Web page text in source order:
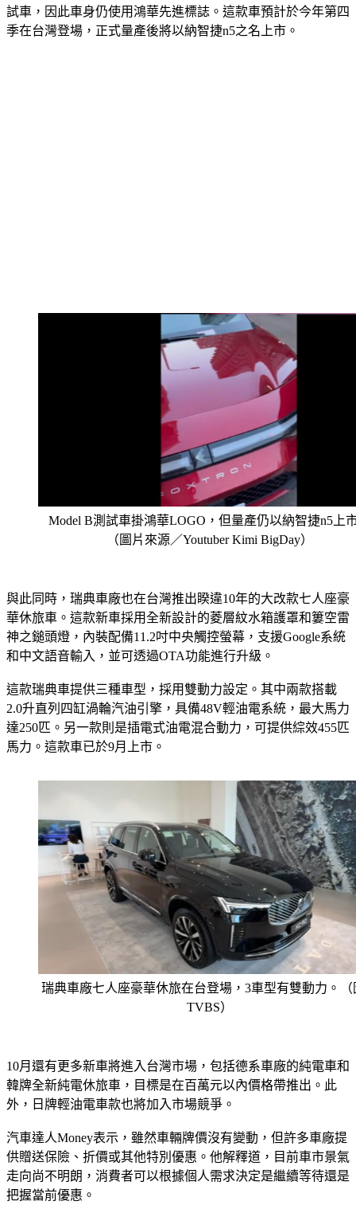
據了解，目前在路上看到的鴻海Model B並非量產車，而是測
試車，因此車身仍使用鴻華先進標誌。這款車預計於今年第四
Model B測試車掛鴻華LOGO，但量產仍以納智捷n5上
與此同時，瑞典車廠也在台灣推出睽違10年的大改款七人座豪
華休旅車。這款新車採用全新設計的菱層紋水箱護罩和簍空雷
神之鎚頭燈，內裝配備11.2吋中央觸控螢幕，支援Google系統
這款瑞典車提供三種車型，採用雙動力設定。其中兩款搭載
2.0升直列四缸渦輪汽油引擎，具備48V輕油電系統，最大馬力
達250匹。另一款則是插電式油電混合動力，可提供綜效455匹
瑞典車廠七人座豪華休旅在台登場，3車型有雙動力。（
10月還有更多新車將進入台灣市場，包括德系車廠的純電車和
韓牌全新純電休旅車，目標是在百萬元以內價格帶推出。此
汽車達人Money表示，雖然車輛牌價沒有變動，但許多車廠提
供贈送保險、折價或其他特別優惠。他解釋道，目前車市景氣
走向尚不明朗，消費者可以根據個人需求決定是繼續等待還是